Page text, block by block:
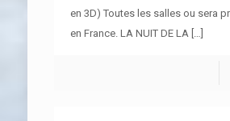
en 3D) Toutes les salles ou sera
en France. LA NUIT DE LA[…]